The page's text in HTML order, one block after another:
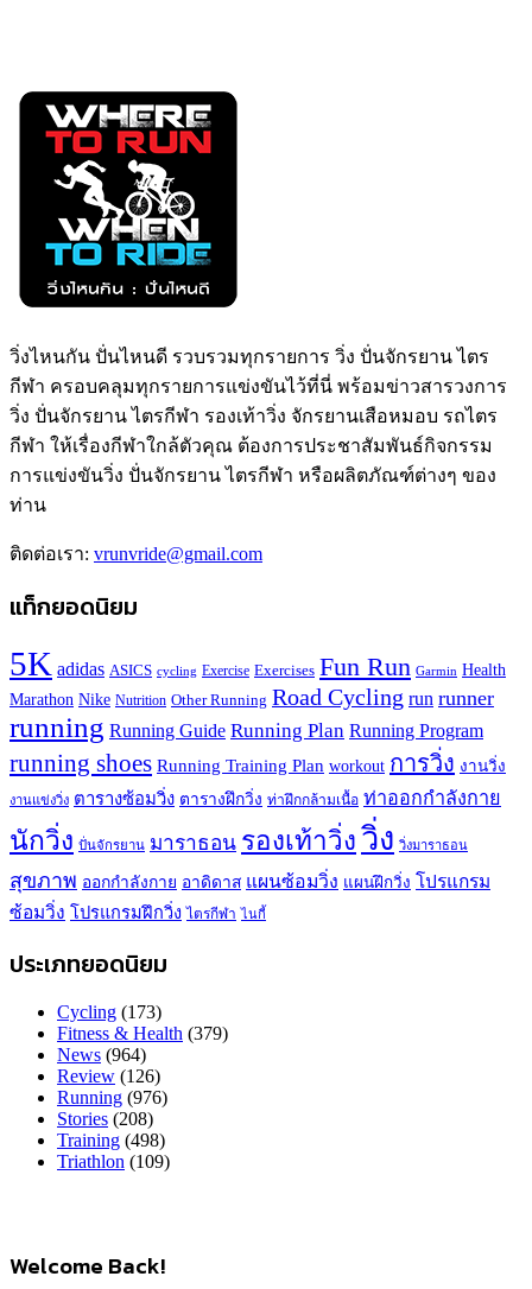
วิ่งไหนกัน ปั่นไหนดี รวบรวมทุกรายการ วิ่ง ปั่นจักรยาน ไตร
กีฬา ครอบคลุมทุกรายการแข่งขันไว้ที่นี่ พร้อมข่าวสารวงการ
วิ่ง ปั่นจักรยาน ไตรกีฬา รองเท้าวิ่ง จักรยานเสือหมอบ รถไตร
กีฬา ให้เรื่องกีฬาใกล้ตัวคุณ ต้องการประชาสัมพันธ์กิจกรรม
การแข่งขันวิ่ง ปั่นจักรยาน ไตรกีฬา หรือผลิตภัณฑ์ต่างๆ ของ
ท่าน
ติดต่อเรา: vrunvride@gmail.com
แท็กยอดนิยม
5K adidas ASICS cycling Exercise Exercises Fun Run Garmin Health
Marathon Nike Nutrition Other Running Road Cycling run runner
running Running Guide Running Plan Running Program
running shoes Running Training Plan workout การวิ่ง งานวิ่ง
งานแข่งวิ่ง ตารางซ้อมวิ่ง ตารางฝึกวิ่ง ท่าฝึกกล้ามเนื้อ ท่าออกกำลังกาย
นักวิ่ง ปั่นจักรยาน มาราธอน รองเท้าวิ่ง วิ่ง วิ่งมาราธอน
สุขภาพ ออกกำลังกาย อาดิดาส แผนซ้อมวิ่ง แผนฝึกวิ่ง โปรแกรม
ซ้อมวิ่ง โปรแกรมฝึกวิ่ง ไตรกีฬา ไนกี้
ประเภทยอดนิยม
Cycling (173)
Fitness & Health (379)
News (964)
Review (126)
Running (976)
Stories (208)
Training (498)
Triathlon (109)
Welcome Back!